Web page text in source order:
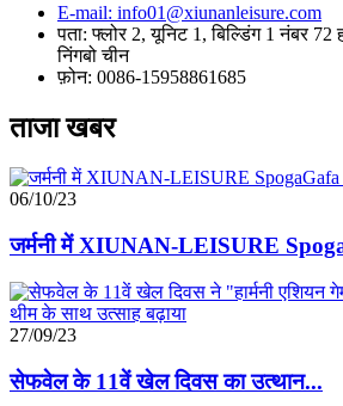
E-mail: info01@xiunanleisure.com
पता: फ्लोर 2, यूनिट 1, बिल्डिंग 1 नंबर 72
निंगबो चीन
फ़ोन: 0086-15958861685
ताजा खबर
06/10/23
जर्मनी में XIUNAN-LEISURE
27/09/23
सेफवेल के 11वें खेल दिवस का उत्थान...